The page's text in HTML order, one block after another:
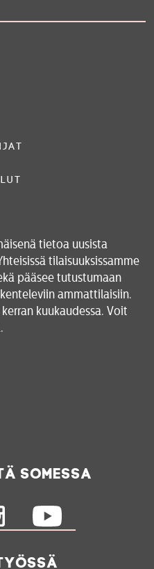
tietoa uusista
tilaisuuksissamme
pääsee tutustumaan
ammattilaisiin.
kuukaudessa. Voit
somessa